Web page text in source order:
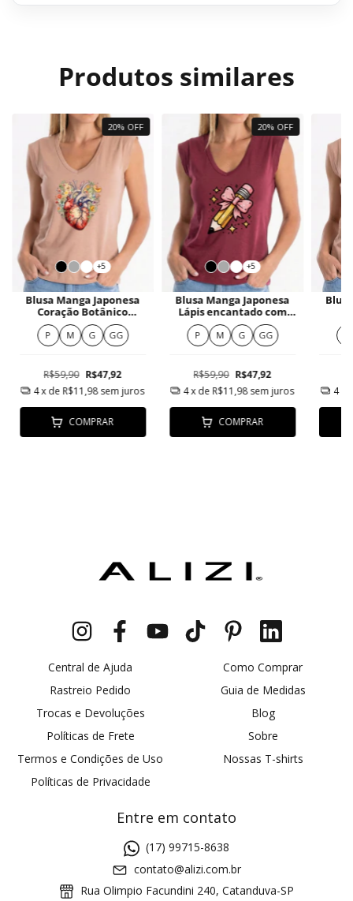
Produtos similares
20% OFF
+5
Blusa Manga Japonesa
Coração Botânico
Surreal
P M G GG
R$59,90 R$47,92
4x de R$11,98 sem juros
COMPRAR
20% OFF
+5
Blusa Manga Japonesa
Lápis encantado com
laço
P M G GG
R$59,90 R$47,92
4x de R$11,98sem juros
COMPRAR
4
Central de Ajuda
Rastreio Pedido
Trocas e Devoluções
Políticas de Frete
Termos e Condições de Uso
Políticas de Privacidade
Como Comprar
Guia de Medidas
Blog
Sobre
Nossas T-shirts
Entre em contato
(17) 99715-8638
contato@alizi.com.br
Rua Olimpio Facundini 240, Catanduva-SP